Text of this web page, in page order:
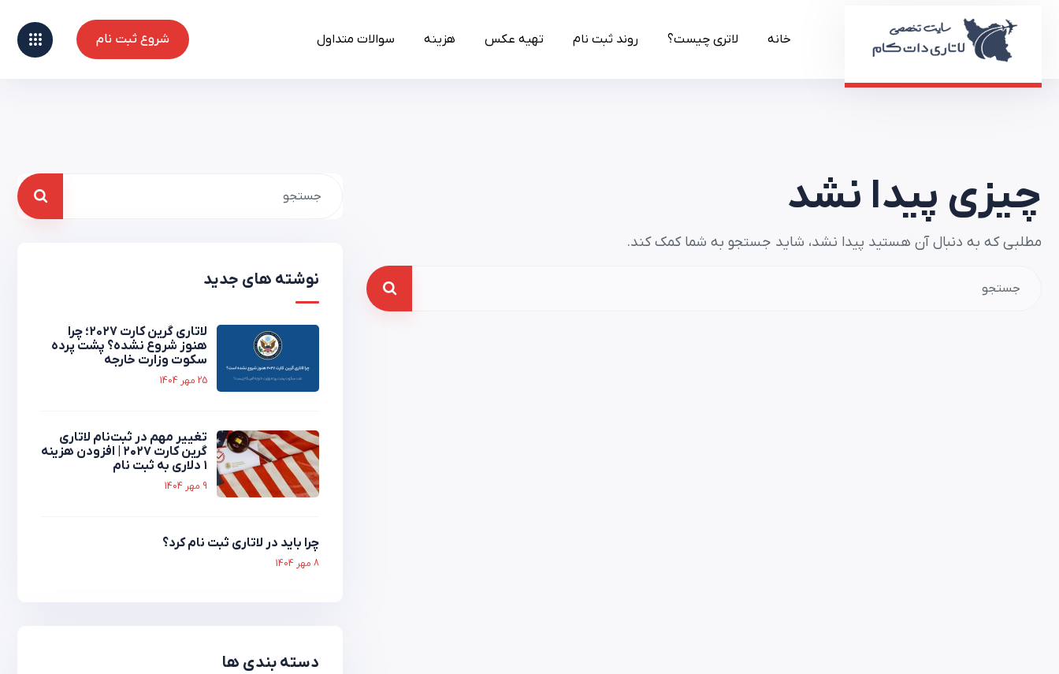
خانه لاتری چیست؟ روند ثبت نام تهیه عکس هزینه سوالات متداول
شروع ثبت نام
شروع ثبت نام
چیزی پیدا نشد
مطلبی که به دنبال آن هستید پیدا نشد، شاید جستجو به شما کمک کند.
نوشته های جدید
لاتاری گرین کارت 2027؛ چرا
هنوز شروع نشده؟ پشت پرده
سکوت وزارت خارجه
25 مهر 1404
تغییر مهم در ثبت‌نام لاتاری
گرین کارت ۲۰۲۷ | افزودن هزینه
۱ دلاری به ثبت نام
9 مهر 1404
چرا باید در لاتاری ثبت نام کرد؟
8 مهر 1404
دسته بندی ها